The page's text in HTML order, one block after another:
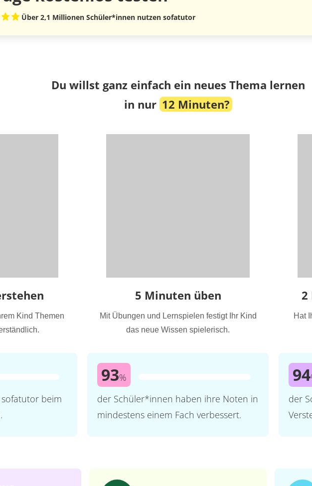
Über 2,1 Millionen Schüler*innen nutzen sofatutor
Du willst ganz einfach ein neues Thema lernen
in nur 12 Minuten?
Kind Themen
beim
5 Minuten üben
Mit Übungen und Lernspielen festigt Ihr Kind
das neue Wissen spielerisch.
93%
der Schüler*innen haben ihre Noten in
mindestens einem Fach verbessert.
2
Hat
94
der